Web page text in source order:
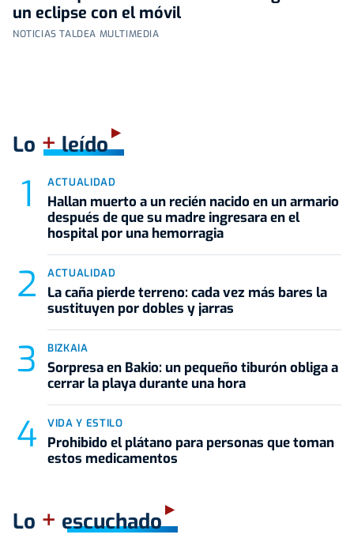
un eclipse con el móvil
NOTICIAS TALDEA MULTIMEDIA
Lo +leído
ACTUALIDAD
Hallan muerto a un recién nacido en un armario
después de que su madre ingresara en el
hospital por una hemorragia
ACTUALIDAD
La caña pierde terreno: cada vez más bares la
sustituyen por dobles y jarras
BIZKAIA
Sorpresa en Bakio: un pequeño tiburón obliga a
cerrar la playa durante una hora
VIDA Y ESTILO
Prohibido el plátano para personas que toman
estos medicamentos
Lo + escuchado